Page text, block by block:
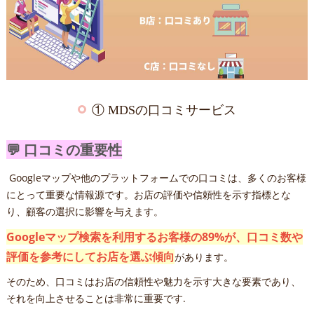
① MDSの口コミサービス
💬 口コミの重要性
Googleマップや他のプラットフォームでの口コミは、多くのお客様
にとって重要な情報源です。お店の評価や信頼性を示す指標とな
り、顧客の選択に影響を与えます。
Googleマップ検索を利用するお客様の89%が、口コミ数や
評価を参考にしてお店を選ぶ傾向があります。
そのため、口コミはお店の信頼性や魅力を示す大きな要素であり、
それを向上させることは非常に重要です.